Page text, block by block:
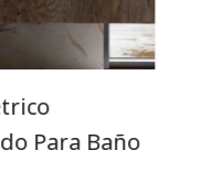
Para Baño